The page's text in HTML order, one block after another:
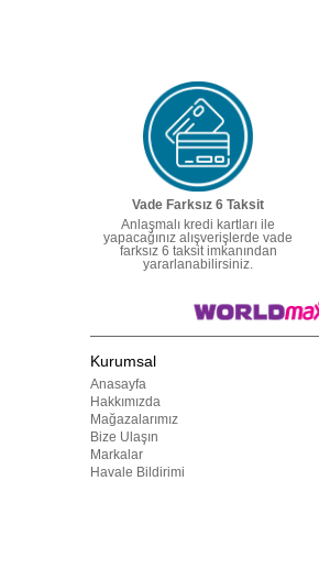
Vade Farksız 6 Taksit
Anlaşmalı kredi kartları ile
yapacağınız alışverişlerde vade
farksız 6 taksit imkanından
yararlanabilirsiniz.
Kurumsal
Anasayfa
Hakkımızda
Mağazalarımız
Bize Ulaşın
Markalar
Havale Bildirimi